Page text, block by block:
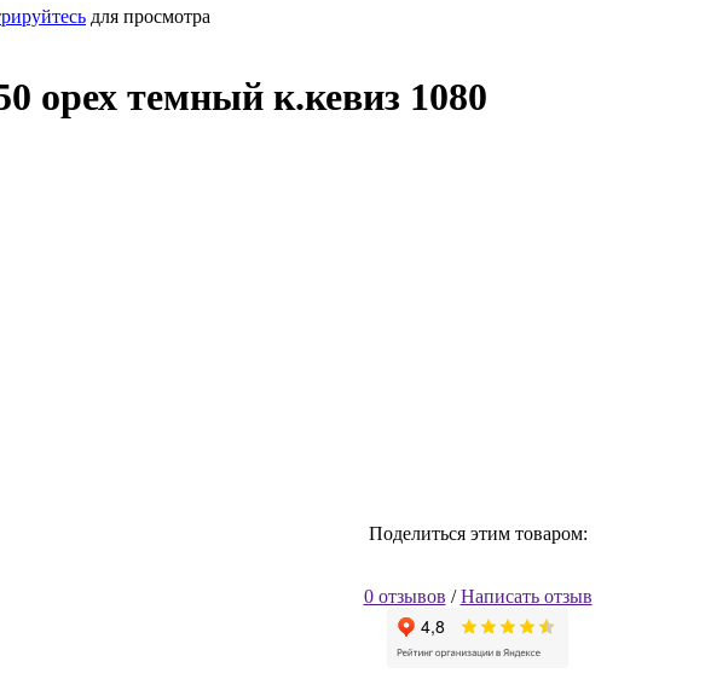
для просмотра
орех темный к.кевиз 1080
Поделиться этим товаром:
0 отзывов /Написать отзыв